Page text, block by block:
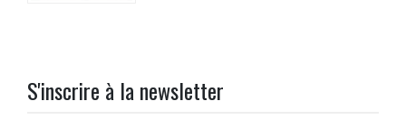
S'inscrire à la newsletter